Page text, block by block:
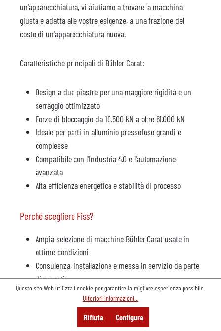
Cerca
un'apparecchiatura, vi aiutiamo a trovare la macchina
giusta e adatta alle vostre esigenze, a una frazione del
costo di un'apparecchiatura nuova.
Caratteristiche principali di Bühler Carat:
Design a due piastre per una maggiore rigidità e un
serraggio ottimizzato
Forze di bloccaggio da 10.500 kN a oltre 61.000 kN
Ideale per parti in alluminio pressofuso grandi e
complesse
Compatibile con l'Industria 4.0 e l'automazione
avanzata
Alta efficienza energetica e stabilità di processo
Perché scegliere Fiss?
Ampia selezione di macchine Bühler Carat usate in
ottime condizioni
Consulenza, installazione e messa in servizio da parte
di esperti
Soluzioni full-service: retrofitting, ricambi e
manutenzione
Un partner affidabile con decenni di esperienza nella
Questo sito Web utilizza i cookie per garantire la migliore esperienza possibile.
Ulteriori informazioni...
Rifiuta Configura